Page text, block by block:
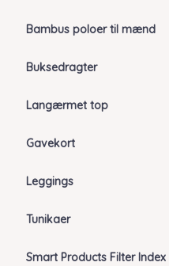
Bambus poloer til mænd
Buksedragter
Langærmet top
Gavekort
Leggings
Tunikaer
Smart Products Filter